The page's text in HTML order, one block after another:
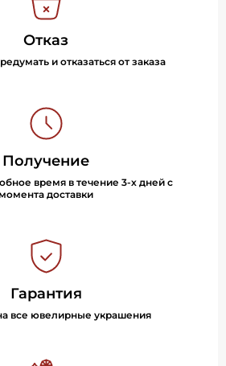
Отказ
и отказаться от заказа
Получение
время в течение 3-х дней с
момента доставки
Гарантия
все ювелирные украшения